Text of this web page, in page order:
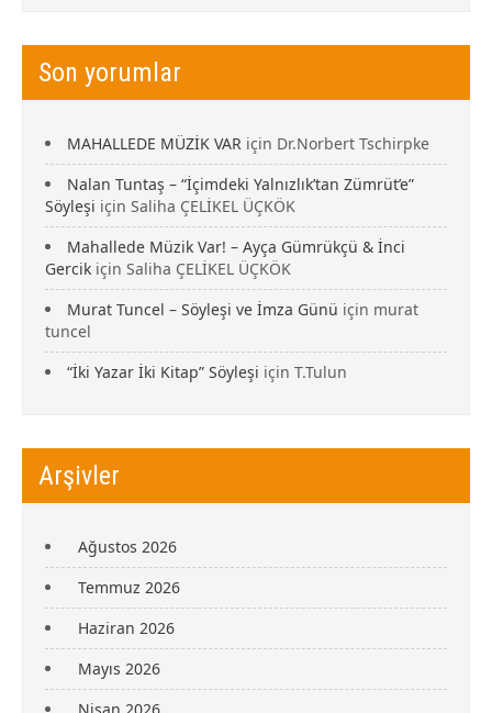
Son yorumlar
MAHALLEDE MÜZİK VAR için Dr.Norbert Tschirpke
Nalan Tuntaş – “İçimdeki Yalnızlık’tan Zümrüt’e”
Söyleşi için Saliha ÇELİKEL ÜÇKÖK
Mahallede Müzik Var! – Ayça Gümrükçü & İnci
Gercik için Saliha ÇELİKEL ÜÇKÖK
Murat Tuncel – Söyleşi ve İmza Günü için murat
tuncel
“İki Yazar İki Kitap” Söyleşi için T.Tulun
Arşivler
Ağustos 2026
Temmuz 2026
Haziran 2026
Mayıs 2026